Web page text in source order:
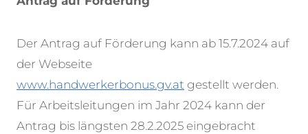
Der Antrag auf Förderung kann ab 15.7.2024 auf
der Webseite
www.handwerkerbonus.gv.at gestellt werden.
Für Arbeitsleitungen im Jahr 2024 kann der
Antrag bis längsten 28.2.2025 eingebracht